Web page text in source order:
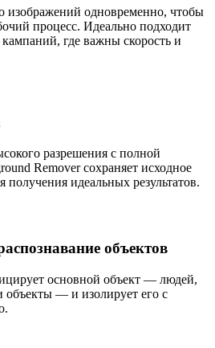
изображений одновременно, чтобы
процесс. Идеально подходит
кампаний, где важны скорость и
разрешения с полной
Remover сохраняет исходное
получения идеальных результатов.
объектов
основной объект — людей,
— и изолирует его с